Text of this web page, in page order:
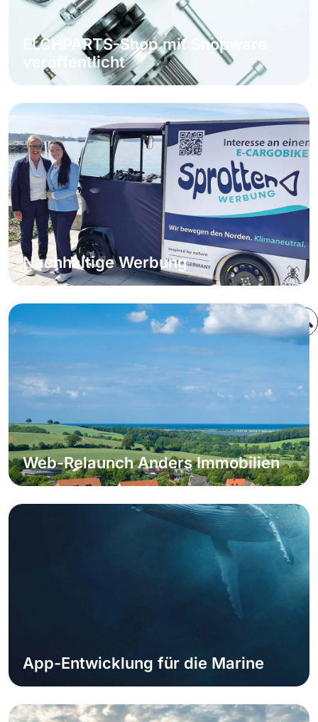
ELCHPARTS-Shop mit Shopware
veröffentlicht
Weiterlesen
Nachhaltige Werbung
Effiziente Mikrologistik
Web-Relaunch Anders Immobilien
Visuell & funktional verbessert
App-Entwicklung für die Marine